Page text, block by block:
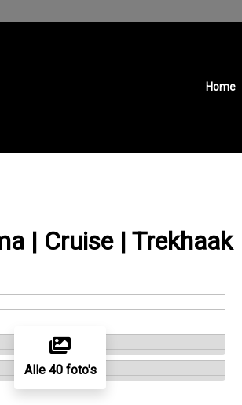
Home
| Cruise | Trekhaak
Alle 40 foto's